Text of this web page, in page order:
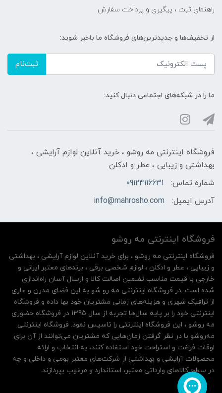
راهنمای ثبت ، پیگیری و پرداخت سفارش
از تخفیف‌ها و جدیدترین‌های فروشگاه ما باخبر شوید:
ثبت‌نام
ما را در شبکه‌های اجتماعی دنبال کنید:
فروشگاه اینترنتی مه‌ رو‌شو ، خرید آنلاین لوازم آرایشی ،
بهداشتی و زیبایی ، عطر و ادکلن
شماره تماس:
09124116631
آدرس ایمیل:
info@mahrosho.com
فروشگاه اینترنتی مه‌ رو‌شو
فروشگاه اینترنتی مه‌ رو‌شو ، برای خرید آنلاین لوازم آرایشی ، بهداشتی
و زیبایی ، عطر و ادکلن ، لوازم شخصی برقی ، برندهای معتبر ایرانی و
خارجی با قیمت مناسب تضمین اصالت کالا و ارسال آسان راه‌اندازی
شده است. در فروشگاه اینترنتی مه رو شو به این فضای مدرن و عاری
از ترافیک شهری و هزینه‌های زمانی مشتریان خود بها داده و فروشگاه
اینترنتی خود را بر پایه سال‌ها تجربه از سال 1395 در فروشگاه حضوری
مه روشو ، این فروشگاه اینترنتی را تاسیس نمود. فروشگاه اینترنتی
مه‌رو‌شو با در نظر گرفتن زمان‌هایی که مشتریان می‌توانند از آن‌ برای
اوقات فراغت و استراحت خود استفاده کنند، به انتخاب و ارائه
محصولات آرایشی و بهداشتی از شرکت‌های معتبر بومی و داخلی و چه
در سطح کالاهای وارداتی معتبر، استاندارد و مرغوب بپردازند.